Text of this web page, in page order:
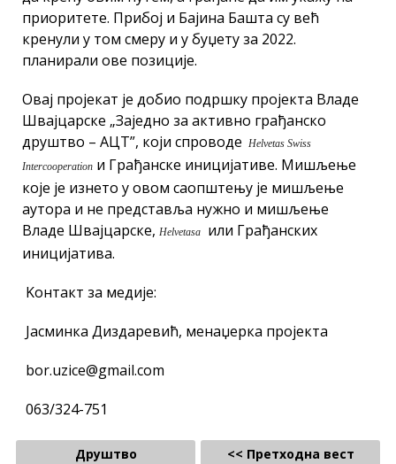
приоритете. Прибој и Бајина Башта су већ
кренули у том смеру и у буџету за 2022.
планирали ове позиције.
Овај пројекат је добио подршку пројекта Владе
Швајцарске „Заједно за активно грађанско
друштво – АЦТ”, који спроводе Helvetas Swiss
Intercooperation и Грађанске иницијативе. Мишљење
које је изнето у овом саопштењу је мишљење
аутора и не представља нужно и мишљење
Владе Швајцарске, Helvetasa
или Грађанских
иницијатива.
Kонтакт за медије:
Јасминка Диздаревић, менаџерка пројекта
bor.uzice@gmail.com
063/324-751
Друштво
<< Претходна вест